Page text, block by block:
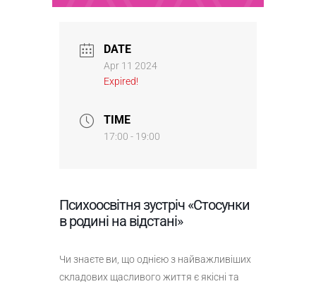
DATE
Apr 11 2024
Expired!
TIME
17:00 - 19:00
Психоосвітня зустріч «Стосунки
в родині на відстані»
Чи знаєте ви, що однією з найважливіших
складових щасливого життя є якісні та